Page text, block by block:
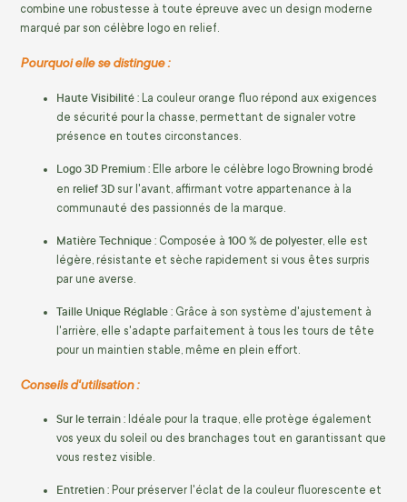
combine une robustesse à toute épreuve avec un design moderne
marqué par son célèbre logo en relief.
Pourquoi elle se distingue :
Haute Visibilité : La couleur orange fluo répond aux exigences
de sécurité pour la chasse, permettant de signaler votre
présence en toutes circonstances.
Logo 3D Premium : Elle arbore le célèbre logo Browning brodé
en relief 3D sur l'avant, affirmant votre appartenance à la
communauté des passionnés de la marque.
Matière Technique : Composée à 100 % de polyester , elle est
légère, résistante et sèche rapidement si vous êtes surpris
par une averse.
Taille Unique Réglable : Grâce à son système d'ajustement à
l'arrière, elle s'adapte parfaitement à tous les tours de tête
pour un maintien stable, même en plein effort.
Conseils d'utilisation :
Sur le terrain : Idéale pour la traque, elle protège également
vos yeux du soleil ou des branchages tout en garantissant que
vous restez visible.
Entretien : Pour préserver l'éclat de la couleur fluorescente et